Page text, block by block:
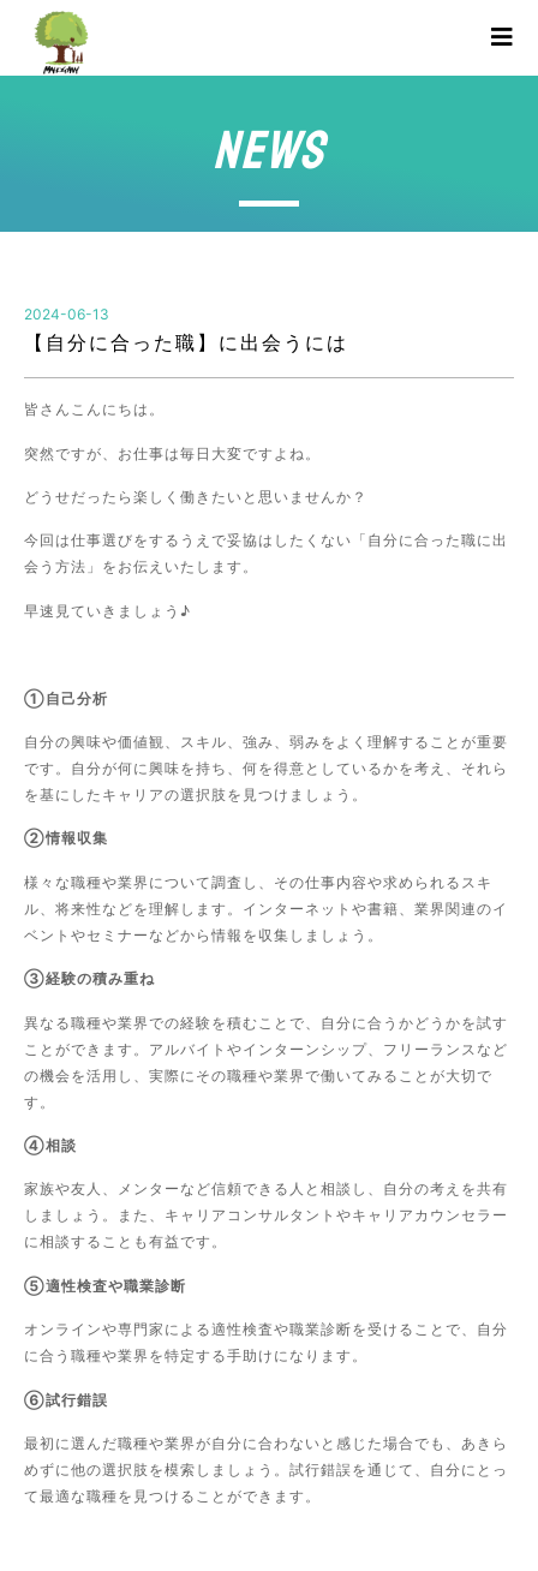
NEWS
2024-06-13
【自分に合った職】に出会うには
皆さんこんにちは。
突然ですが、お仕事は毎日大変ですよね。
どうせだったら楽しく働きたいと思いませんか？
今回は仕事選びをするうえで妥協はしたくない「自分に合った職に出
会う方法」をお伝えいたします。
早速見ていきましょう♪
①自己分析
自分の興味や価値観、スキル、強み、弱みをよく理解することが重要
です。自分が何に興味を持ち、何を得意としているかを考え、それら
を基にしたキャリアの選択肢を見つけましょう。
②情報収集
様々な職種や業界について調査し、その仕事内容や求められるスキ
ル、将来性などを理解します。インターネットや書籍、業界関連のイ
ベントやセミナーなどから情報を収集しましょう。
③経験の積み重ね
異なる職種や業界での経験を積むことで、自分に合うかどうかを試す
ことができます。アルバイトやインターンシップ、フリーランスなど
の機会を活用し、実際にその職種や業界で働いてみることが大切で
す。
④相談
家族や友人、メンターなど信頼できる人と相談し、自分の考えを共有
しましょう。また、キャリアコンサルタントやキャリアカウンセラー
に相談することも有益です。
⑤適性検査や職業診断
オンラインや専門家による適性検査や職業診断を受けることで、自分
に合う職種や業界を特定する手助けになります。
⑥試行錯誤
最初に選んだ職種や業界が自分に合わないと感じた場合でも、あきら
めずに他の選択肢を模索しましょう。試行錯誤を通じて、自分にとっ
て最適な職種を見つけることができます。